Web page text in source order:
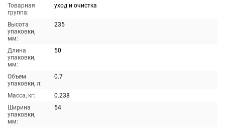
Товарная
группа:
уход и очистка
Высота
упаковки,
мм:
235
Длина
упаковки,
мм:
50
Объем
упаковки, л:
0.7
Масса, кг:
0.238
Ширина
упаковки,
мм:
54